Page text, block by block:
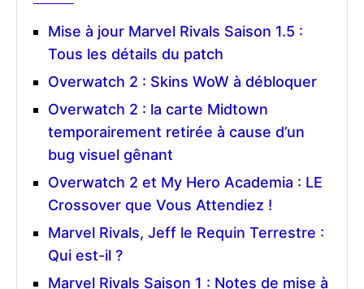
Mise à jour Marvel Rivals Saison 1.5 :
Tous les détails du patch
Overwatch 2 : Skins WoW à débloquer
Overwatch 2 : la carte Midtown
temporairement retirée à cause d’un
bug visuel gênant
Overwatch 2 et My Hero Academia : LE
Crossover que Vous Attendiez !
Marvel Rivals, Jeff le Requin Terrestre :
Qui est-il ?
Marvel Rivals Saison 1 : Notes de mise à